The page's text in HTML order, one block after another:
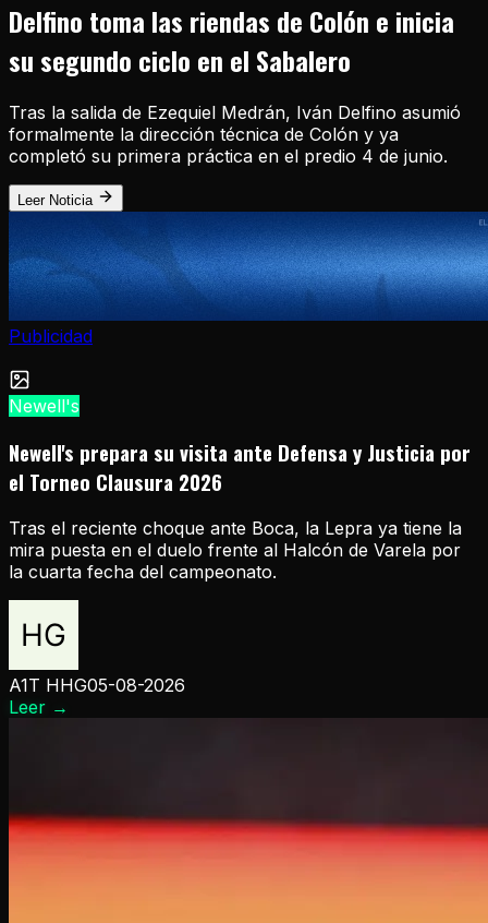
Delfino toma las riendas de Colón e inicia
su segundo ciclo en el Sabalero
Tras la salida de Ezequiel Medrán, Iván Delfino asumió
formalmente la dirección técnica de Colón y ya
completó su primera práctica en el predio 4 de junio.
Leer Noticia
Publicidad
Newell's
Newell's prepara su visita ante Defensa y Justicia por
el Torneo Clausura 2026
Tras el reciente choque ante Boca, la Lepra ya tiene la
mira puesta en el duelo frente al Halcón de Varela por
la cuarta fecha del campeonato.
A1T HHG05-08-2026
Leer →